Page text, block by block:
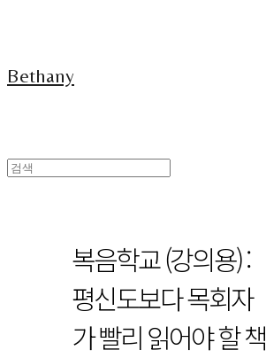
Bethany
복음학교 (강의용) :
평신도보다 목회자
가 빨리 읽어야 할 책